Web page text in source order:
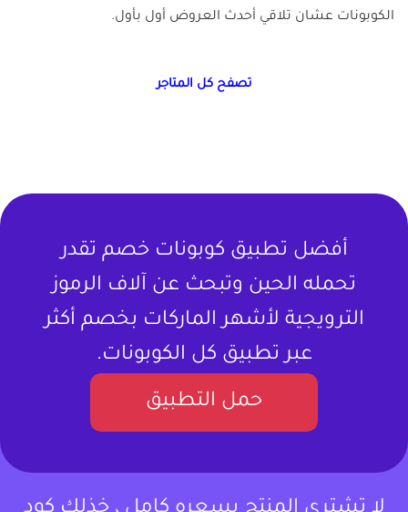
الكوبونات عشان تلاقي أحدث العروض أول بأول.
تصفح كل المتاجر
أفضل تطبيق كوبونات خصم تقدر
تحمله الحين وتبحث عن آلاف الرموز
الترويجية لأشهر الماركات بخصم أكثر
عبر تطبيق كل الكوبونات.
حمل التطبيق